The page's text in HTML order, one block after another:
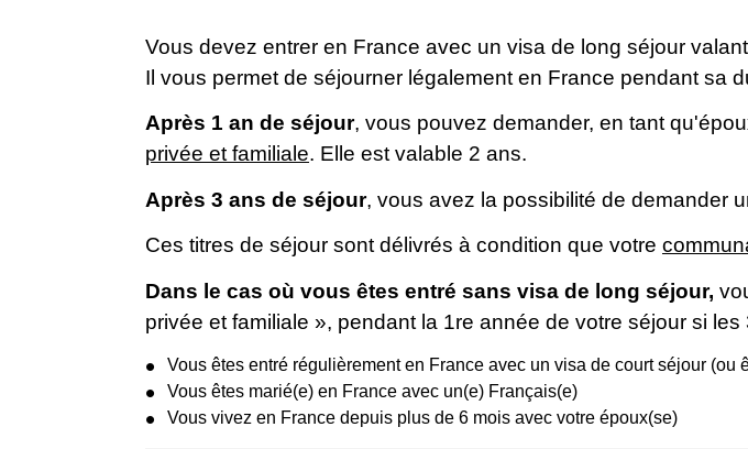
Vous devez entrer en France avec un visa de long séjour
Il vous permet de séjourner légalement en France pendant sa
Après 1 an de séjour, vous pouvez demander, en tant
privée et familiale. Elle est valable 2 ans.
Après 3 ans de séjour, vous avez la possibilité de demander
Ces titres de séjour sont délivrés à condition que votre
Dans le cas où vous êtes entré sans visa de long séjour,
privée et familiale », pendant la 1re année de votre séjour si
Vous êtes entré régulièrement en France avec un visa de court séjour
Vous êtes marié(e) en France avec un(e) Français(e)
Vous vivez en France depuis plus de 6 mois avec votre époux(se)